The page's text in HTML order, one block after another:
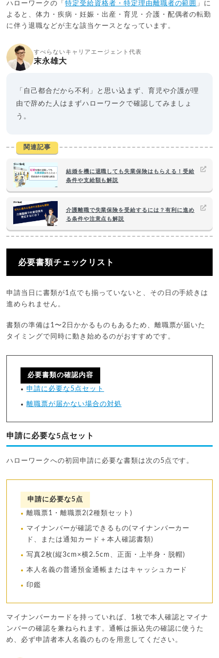
ハローワークの「特定受給資格者・特定理由離職者の範囲 」に
よると、体力・疾病・妊娠・出産・育児・介護・配偶者の転勤
に伴う退職などが主な該当ケースとなっています。
すべらないキャリアエージェント代表
末永雄大
「自己都合だから不利」と思い込まず、育児や介護が理
由で辞めた人はまずハローワークで確認してみましょ
う。
関連記事
結婚を機に退職しても失業保険はもらえる！受給
条件や支給額も解説
介護離職で失業保険を受給するには？有利に進め
る条件や注意点も解説
必要書類チェックリスト
申請当日に書類が1点でも揃っていないと、その日の手続きは
進められません。
書類の準備は1〜2日かかるものもあるため、離職票が届いた
タイミングで同時に動き始めるのがおすすめです。
必要書類の確認内容
申請に必要な5点セット
離職票が届かない場合の対処
申請に必要な5点セット
ハローワークへの初回申請に必要な書類は次の5点です。
申請に必要な5点
離職票1・離職票2(2種類セット)
マイナンバーが確認できるもの(マイナンバーカー
ド、または通知カード＋本人確認書類)
写真2枚(縦3cm×横2.5cm、正面・上半身・脱帽)
本人名義の普通預金通帳またはキャッシュカード
印鑑
マイナンバーカードを持っていれば、1枚で本人確認とマイナ
ンバーの確認を兼ねられます。通帳は振込先の確認に使うた
め、必ず申請者本人名義のものを用意してください。